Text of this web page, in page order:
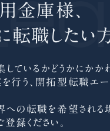
金庫様、
転職したい
ているかどうかにかかわ
行う、
開拓型転職エー
への 転職を希望される
登録ください。